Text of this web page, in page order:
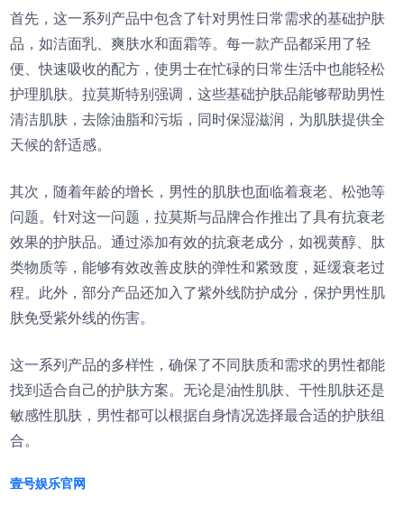
首先，这一系列产品中包含了针对男性日常需求的基础护肤
品，如洁面乳、爽肤水和面霜等。每一款产品都采用了轻
便、快速吸收的配方，使男士在忙碌的日常生活中也能轻松
护理肌肤。拉莫斯特别强调，这些基础护肤品能够帮助男性
清洁肌肤，去除油脂和污垢，同时保湿滋润，为肌肤提供全
天候的舒适感。
其次，随着年龄的增长，男性的肌肤也面临着衰老、松弛等
问题。针对这一问题，拉莫斯与品牌合作推出了具有抗衰老
效果的护肤品。通过添加有效的抗衰老成分，如视黄醇、肽
类物质等，能够有效改善皮肤的弹性和紧致度，延缓衰老过
程。此外，部分产品还加入了紫外线防护成分，保护男性肌
肤免受紫外线的伤害。
这一系列产品的多样性，确保了不同肤质和需求的男性都能
找到适合自己的护肤方案。无论是油性肌肤、干性肌肤还是
敏感性肌肤，男性都可以根据自身情况选择最合适的护肤组
合。
壹号娱乐官网